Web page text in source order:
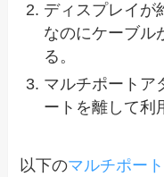
ディスプレイが
なのにケーブル
る。
マルチポートア
ートを離して利
以下のマルチポー